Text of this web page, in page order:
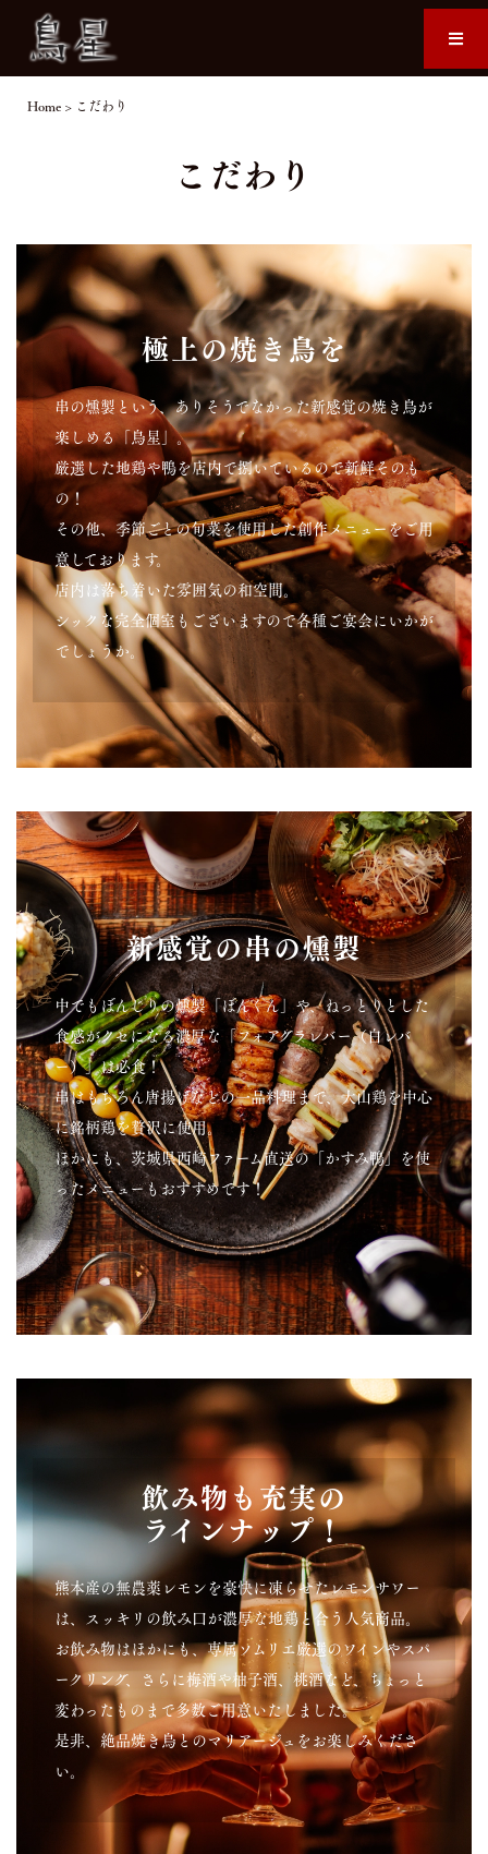
Home > こだわり
こだわり
極上の焼き鳥を
串の燻製という、ありそうでなかった新感覚の焼き鳥が
楽しめる「鳥星」。
厳選した地鶏や鴨を店内で捌いているので新鮮そのも
の！
その他、季節ごとの旬菜を使用した創作メニューをご用
意しております。
店内は落ち着いた雰囲気の和空間。
シックな完全個室もございますので各種ご宴会にいかが
でしょうか。
新感覚の串の燻製
中でもぼんじりの燻製「ぼんくん」や、ねっとりとした
食感がクセになる濃厚な「フォアグラレバー（白レバ
ー）」は必食！
串はもちろん唐揚げなどの一品料理まで、大山鶏を中心
に銘柄鶏を贅沢に使用。
ほかにも、茨城県西崎ファーム直送の「かすみ鴨」を使
ったメニューもおすすめです！
飲み物も充実の
ラインナップ！
熊本産の無農薬レモンを豪快に凍らせたレモンサワー
は、スッキリの飲み口が濃厚な地鶏と合う人気商品。
お飲み物はほかにも、専属ソムリエ厳選のワインやスパ
ークリング、さらに梅酒や柚子酒、桃酒など、ちょっと
変わったものまで多数ご用意いたしました。
是非、絶品焼き鳥とのマリアージュをお楽しみくださ
い。